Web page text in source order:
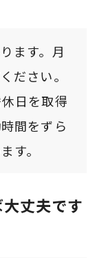
ます。月
ださい。
日を取得
間をずら
す。
丈夫です